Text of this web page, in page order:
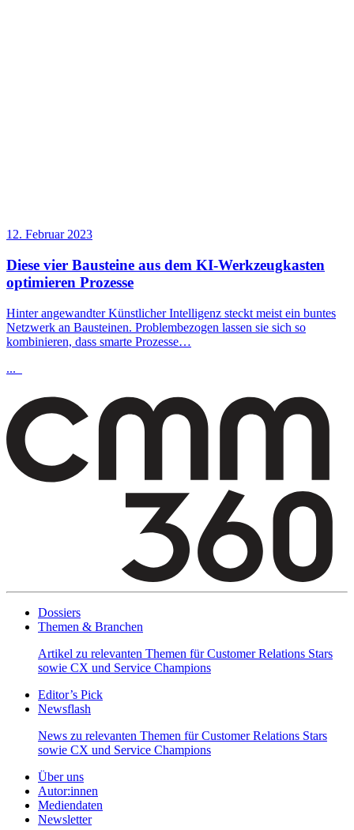
12. Februar 2023
Diese vier Bausteine aus dem KI-Werkzeugkasten
optimieren Prozesse
Hinter angewandter Künstlicher Intelligenz steckt meist ein buntes
Netzwerk an Bausteinen. Problembezogen lassen sie sich so
kombinieren, dass smarte Prozesse…
...
Dossiers
Themen & Branchen
Artikel zu relevanten Themen für Customer Relations Stars
sowie CX und Service Champions
Editor’s Pick
Newsflash
News zu relevanten Themen für Customer Relations Stars
sowie CX und Service Champions
Über uns
Autor:innen
Mediendaten
Newsletter